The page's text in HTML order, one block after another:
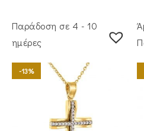
Παράδοση σε 4 - 10
ημέρες
-13%